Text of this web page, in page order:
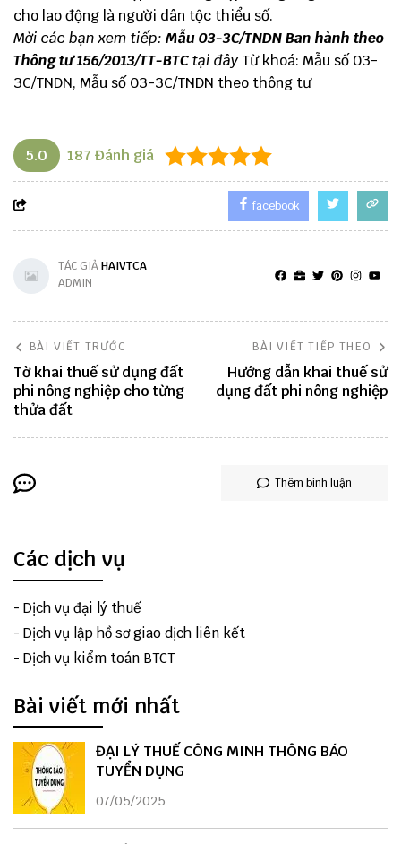
cho lao động là người dân tộc thiểu số.
Mời các bạn xem tiếp: Mẫu 03-3C/TNDN Ban hành theo
Thông tư 156/2013/TT-BTCtại đây Từ khoá: Mẫu số 03-
3C/TNDN, Mẫu số 03-3C/TNDN theo thông tư
5.0 187 Đánh giá
facebook
TÁC GIẢHAIVTCA
ADMIN
BÀI VIẾT TRƯỚC
Tờ khai thuế sử dụng đất
phi nông nghiệp cho từng
thửa đất
BÀI VIẾT TIẾP THEO
Hướng dẫn khai thuế sử
dụng đất phi nông nghiệp
Thêm bình luận
Các dịch vụ
- Dịch vụ đại lý thuế
- Dịch vụ lập hồ sơ giao dịch liên kết
- Dịch vụ kiểm toán BTCT
Bài viết mới nhất
ĐẠI LÝ THUẾ CÔNG MINH THÔNG BÁO
TUYỂN DỤNG
07/05/2025